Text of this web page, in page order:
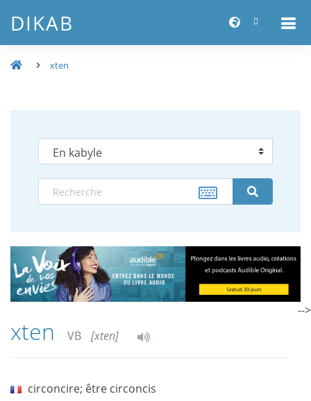
DIKAB
xten
xten VB [xten]
circoncire; être circoncis
-->